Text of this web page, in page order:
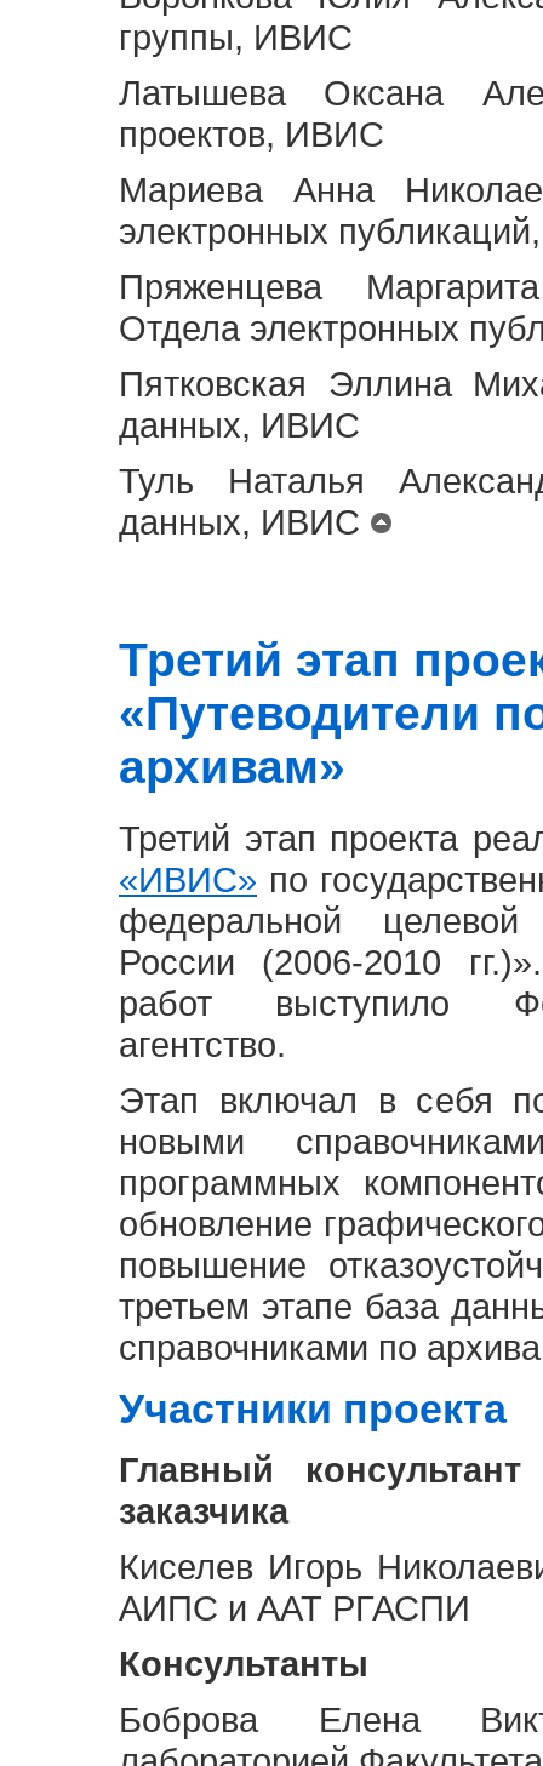
группы, ИВИС
Латышева Оксана
проектов, ИВИС
Мариева Анна
электронных
Пряженцева
Отдела электронных
Пятковская Эллина
данных, ИВИС
Туль Наталья
данных, ИВИС
Третий этап
«Путеводители
архивам»
Третий этап проекта
«ИВИС» по
федеральной
России (2006-2010
работ выступило
агентство.
Этап включал в себя
новыми
программных
обновление
повышение
третьем этапе база
справочниками по
Участники проекта
Главный
заказчика
Киселев Игорь
АИПС и ААТ РГАСПИ
Консультанты
Боброва Елена